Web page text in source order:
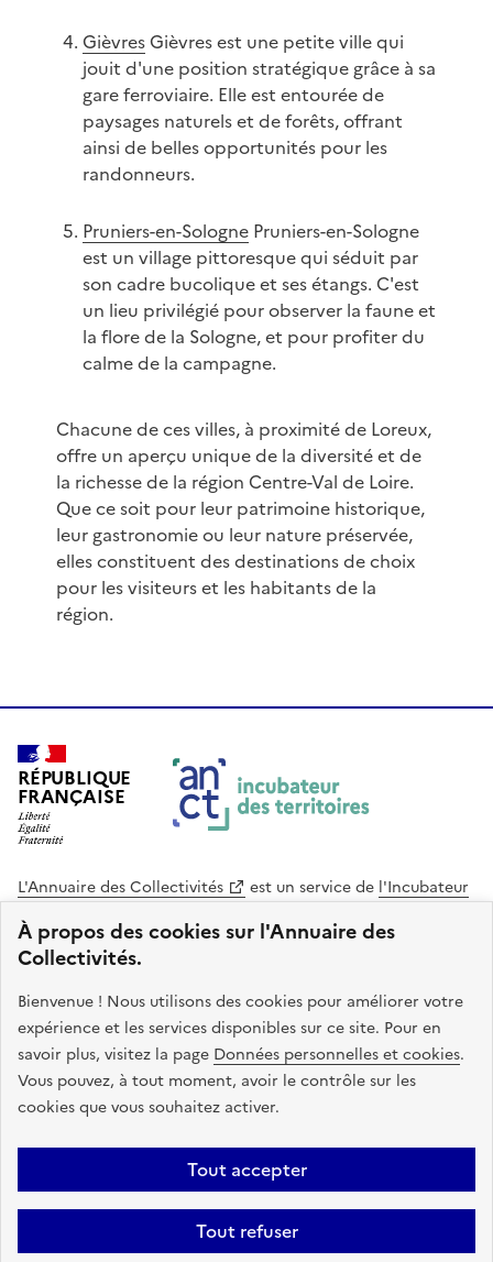
À propos des cookies sur l'Annuaire des
Collectivités.
Bienvenue ! Nous utilisons des cookies pour améliorer votre
expérience et les services disponibles sur ce site. Pour en
savoir plus, visitez la page Données personnelles et cookies.
Vous pouvez, à tout moment, avoir le contrôle sur les
cookies que vous souhaitez activer.
Tout accepter
Tout refuser
GièvresGièvres est une petite ville qui
jouit d'une position stratégique grâce à sa
gare ferroviaire. Elle est entourée de
paysages naturels et de forêts, offrant
ainsi de belles opportunités pour les
randonneurs.
Pruniers-en-SolognePruniers-en-Sologne
est un village pittoresque qui séduit par
son cadre bucolique et ses étangs. C'est
un lieu privilégié pour observer la faune et
la flore de la Sologne, et pour profiter du
calme de la campagne.
Chacune de ces villes, à proximité de Loreux,
offre un aperçu unique de la diversité et de
la richesse de la région Centre-Val de Loire.
Que ce soit pour leur patrimoine historique,
leur gastronomie ou leur nature préservée,
elles constituent des destinations de choix
pour les visiteurs et les habitants de la
région.
RÉPUBLIQUE
FRANÇAISE
L'Annuaire des Collectivités est un service de l'Incubateur
des Territoires
Cohésion des Territoires
. Le code source de ce site web
est disponible en licence libre. Le design de ce site est conçu
avec le système de design de l’État.
legifrance.gouv.fr
info.gouv.fr
service-public.gouv.fr
data.gouv.fr
Plan du site Accessibilite : non conforme
Mentions légales
Politique de confidentialité
Gestion des cookies FAQ
Kit de
Statistiques Code source